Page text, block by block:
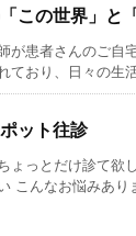
この世界」と
が患者さんのご自
ており、日々の生
ット往診
ちょっとだけ診て欲
こんなお悩みあり